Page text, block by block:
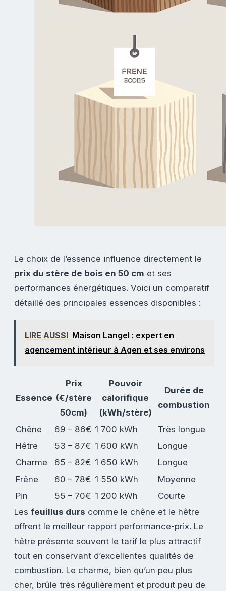
Le choix de l’essence influence directement le
prix du stère de bois en 50 cm et ses
performances énergétiques. Voici un comparatif
détaillé des principales essences disponibles :
LIRE AUSSI Maison Langel : expert en
agencement intérieur à Agen et ses environs
Essence
Prix
(€/stère
50cm)
Pouvoir
calorifique
(kWh/stère)
Durée de
combustion
Chêne 69 – 86€ 1 700 kWh
Très longue
Hêtre
53 – 87€ 1 600 kWh
Longue
Charme
65 – 82€ 1 650 kWh
Longue
Frêne
60 – 78€ 1 550 kWh
Moyenne
Pin
55 – 70€ 1 200 kWh
Courte
Lesfeuillus durs comme le chêne et le hêtre
offrent le meilleur rapport performance-prix. Le
hêtre présente souvent le tarif le plus attractif
tout en conservant d’excellentes qualités de
combustion. Le charme, bien qu’un peu plus
cher, brûle très régulièrement et produit peu de